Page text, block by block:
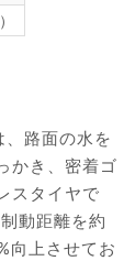
、路面の水を
かき、密着ゴ
スタイヤで
動距離を約
向上させてお